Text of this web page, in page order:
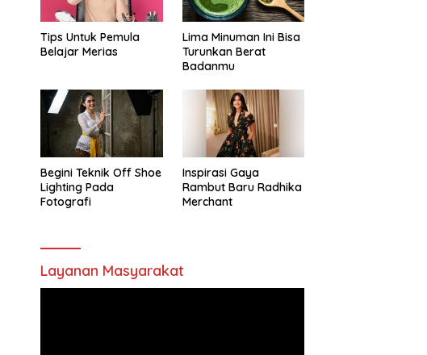
Tips Untuk Pemula
Belajar Merias
Lima Minuman Ini Bisa
Turunkan Berat
Badanmu
Begini Teknik Off Shoe
Lighting Pada
Fotografi
Inspirasi Gaya
Rambut Baru Radhika
Merchant
Layanan Masyarakat